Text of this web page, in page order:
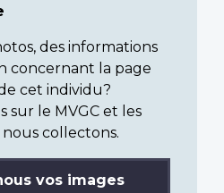
des informations
concernant la page
cet individu?
sur le MVGC et les
collectons.
vos images